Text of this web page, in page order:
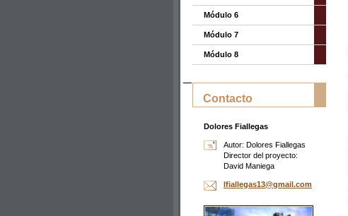
Módulo 6
Módulo 7
Módulo 8
Contacto
Dolores Fiallegas
Autor: Dolores Fiallegas
Director del proyecto:
David Maniega
lfiallegas13@gmail.com